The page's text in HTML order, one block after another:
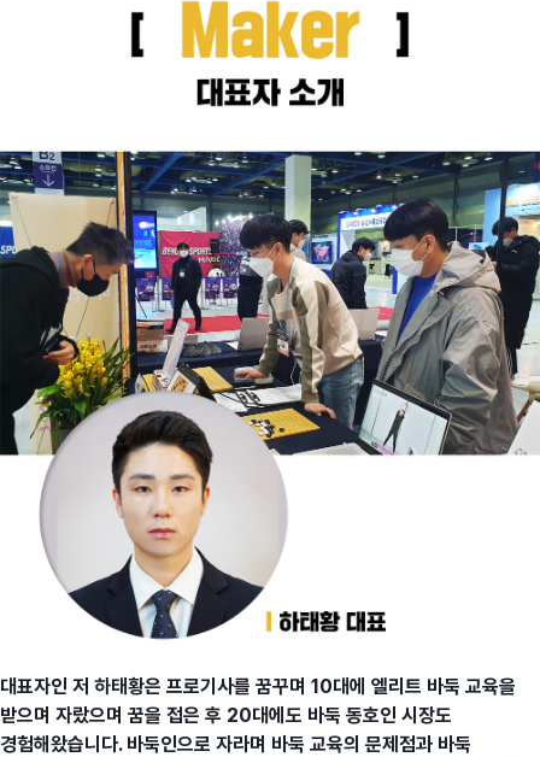
대표자인 저 하태황은 프로기사를 꿈꾸며 10대에 엘리트 바둑 교육을
받으며 자랐으며 꿈을 접은 후 20대에도 바둑 동호인 시장도
경험해왔습니다. 바둑인으로 자라며 바둑 교육의 문제점과 바둑